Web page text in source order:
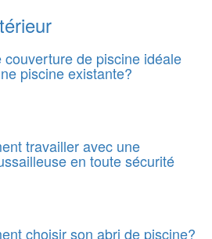
couverture de piscine idéale
piscine existante?
travailler avec une
en toute sécurité
choisir son abri de piscine?